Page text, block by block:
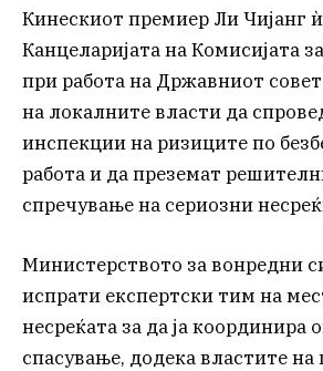
Кинескиот премиер Ли Чијанг
Канцеларијата на Комисијата
при работа на Државниот
на локалните власти да
инспекции на ризиците по
работа и да преземат
спречување на сериозни
Министерството за вонредни
испрати експертски тим на
несреќата за да ја координира
спасување, додека властите на